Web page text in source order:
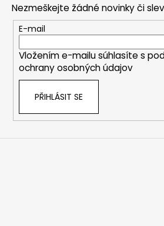
Nezmeškejte žádné novinky či
E-mail
Vložením e-mailu súhlasíte s
ochrany osobných údajov
PŘIHLÁSIT SE